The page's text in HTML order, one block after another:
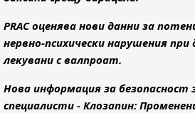
PRAC оценява нови данни за
нервно-психически нарушения
лекувани с валпроат.
Нова информация за безопасност
специалисти - Клозапин: